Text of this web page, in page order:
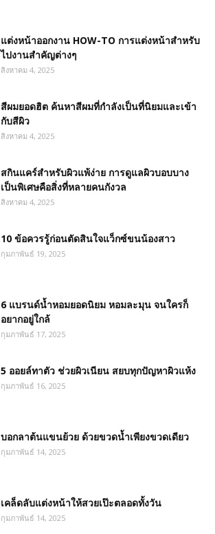
แต่งหน้าออกงาน HOW-TO การแต่งหน้าสำหรับ
ไปงานสำคัญต่างๆ
สิงหาคม 4, 2025
สีผมยอดฮิต ค้นหาสีผมที่กำลังเป็นที่นิยมและเข้า
กับสีผิว
สิงหาคม 4, 2025
สกินแคร์สำหรับผิวแพ้ง่าย การดูแลผิวบอบบาง
เป็นพิเศษคือสิ่งที่หลายคนกังวล
สิงหาคม 4, 2025
10 ข้อควรรู้ก่อนตัดสินใจแว็กซ์ขนน้องสาว
กุมภาพันธ์ 19, 2025
6 แบรนด์น้ำหอมยอดนิยม หอมละมุน จนใครก็
อยากอยู่ใกล้
กุมภาพันธ์ 17, 2025
5 ออยล์ทาตัว ช่วยผิวเนียน สยบทุกปัญหาผิวแห้ง
กุมภาพันธ์ 16, 2025
บอกลาต้นแขนย้วย ด้วยขวดน้ำเพียงขวดเดียว
กุมภาพันธ์ 14, 2025
เคล็ดลับแต่งหน้าให้สวยเป๊ะตลอดทั้งวัน
กุมภาพันธ์ 14, 2025